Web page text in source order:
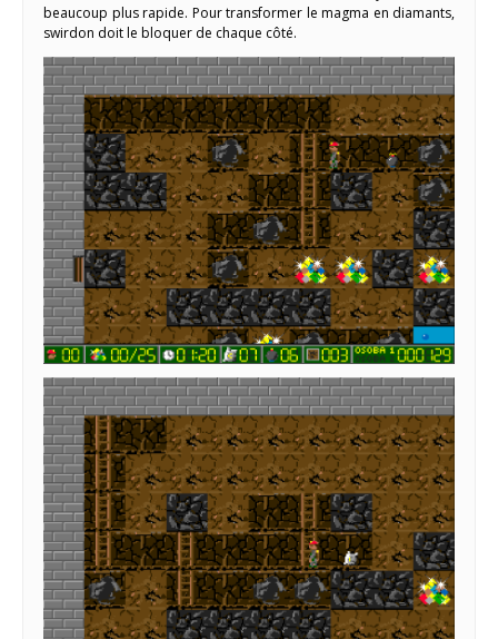
beaucoup plus rapide. Pour transformer le magma en diamants,
swirdon doit le bloquer de chaque côté.